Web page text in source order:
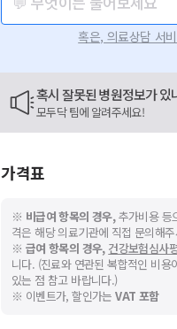
혹은, 의료상담 서
혹시 잘못된 병원정보가 있
모두닥 팀에 알려주세요!
가격표
※ 비급여 항목의 경우,추가비용 등
격은 해당 의료기관에 직접 문의해
※ 급여 항목의 경우, 건강보험심사
니다. (진료와 연관된 복합적인 비
있는 점 참고 바랍니다.)
※ 이벤트가, 할인가는VAT 포함